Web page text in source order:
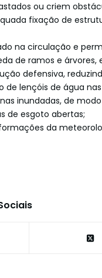
ou criem
fixação de
na circulação e
de ramos e
defensiva,
lençóis de água nas
inundadas, de
de esgoto abertas;
da